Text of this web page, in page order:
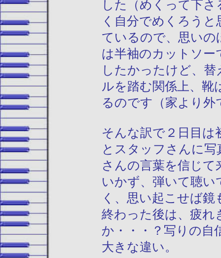
した（めくって下
く自分でめくろう
ているので、思い
は半袖のカットソー
したかったけど、
ルを踏む関係上、
るのです（家より
そんな訳で２日目は
とスタッフさんに
さんの言葉を信じて
いかず、弾いて聴い
く、思い起こせば
終わった後は、疲れ
か・・・？写りの自
大きな違い。